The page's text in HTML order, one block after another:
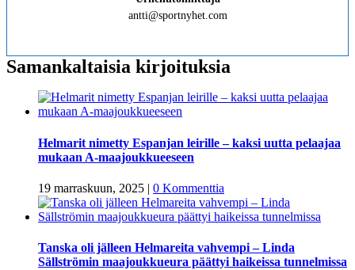
antti@sportnyhet.com
Samankaltaisia kirjoituksia
Helmarit nimetty Espanjan leirille – kaksi uutta pelaajaa
mukaan A-maajoukkueeseen
19 marraskuun, 2025 | 0 Kommenttia
Tanska oli jälleen Helmareita vahvempi – Linda
Sällströmin maajoukkueura päättyi haikeissa tunnelmissa